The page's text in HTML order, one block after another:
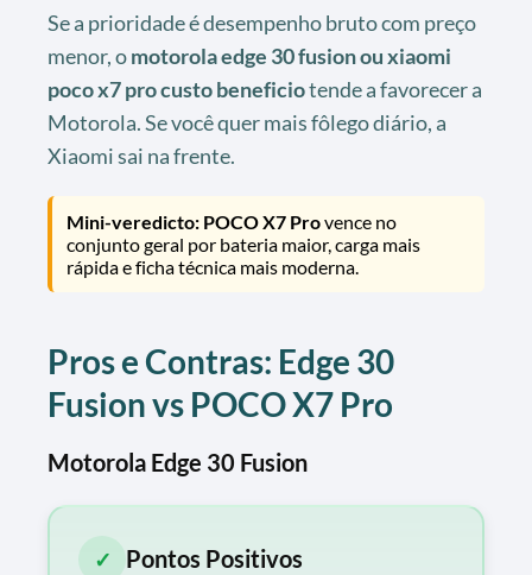
Se a prioridade é desempenho bruto com preço
menor, omotorola edge 30 fusion ou xiaomi
poco x7 pro custo beneficiotende a favorecer a
Motorola. Se você quer mais fôlego diário, a
Xiaomi sai na frente.
Mini-veredicto: POCO X7 Provence no
conjunto geral por bateria maior, carga mais
rápida e ficha técnica mais moderna.
Pros e Contras: Edge 30
Fusion vs POCO X7 Pro
Motorola Edge 30 Fusion
✓ Pontos Positivos